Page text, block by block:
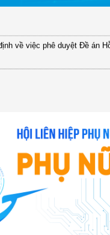
thực hiện Nghị quyết số 72-
về việc phê duyệt Đề án